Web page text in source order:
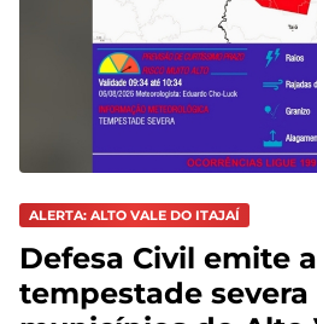
ALERTA: ALTO VALE DO ITAJAÍ
Defesa Civil emite
tempestade severa